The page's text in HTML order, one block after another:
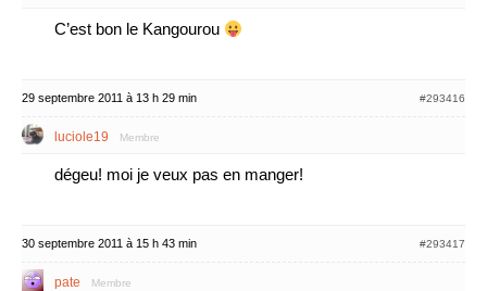
C’est bon le Kangourou
29 septembre 2011 à 13 h 29 min #293416
luciole19 Membre
dégeu! moi je veux pas en manger!
30 septembre 2011 à 15 h 43 min #293417
pate Membre